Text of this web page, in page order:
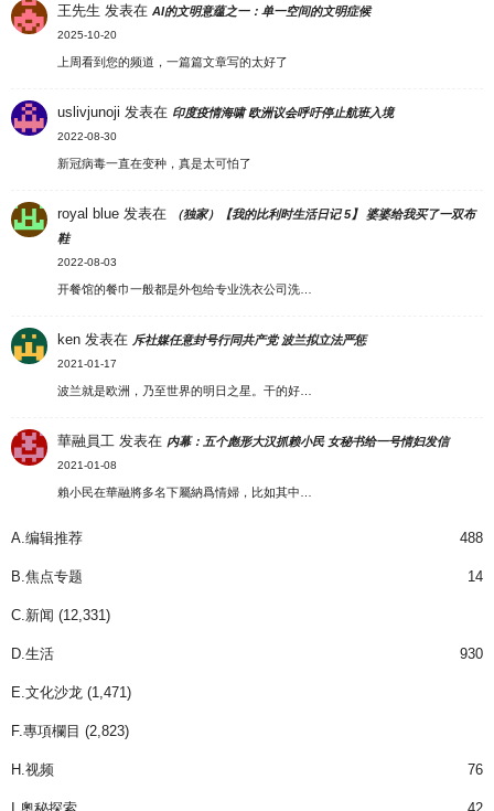
王先生 发表在AI的文明意蕴之一：单一空间的文明症候
2025-10-20
上周看到您的频道，一篇篇文章写的太好了
uslivjunoji 发表在 印度疫情海啸 欧洲议会呼吁停止航班入境
2022-08-30
新冠病毒一直在变种，真是太可怕了
royal blue 发表在
（独家）【我的比利时生活日记 5】 婆婆给我买了一双布
鞋
2022-08-03
开餐馆的餐巾一般都是外包给专业洗衣公司洗…
ken 发表在 斥社媒任意封号行同共产党 波兰拟立法严惩
2021-01-17
波兰就是欧洲，乃至世界的明日之星。干的好…
華融員工 发表在 内幕：五个彪形大汉抓赖小民 女秘书给一号情妇发信
2021-01-08
賴小民在華融將多名下屬納爲情婦，比如其中…
A.编辑推荐 488
B.焦点专题 14
C.新闻 (12,331)
D.生活 930
E.文化沙龙 (1,471)
F.專項欄目 (2,823)
H.视频 76